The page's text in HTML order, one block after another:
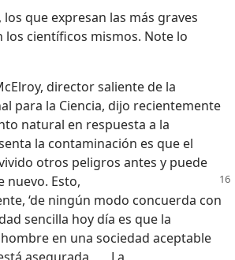
que expresan las más graves
los científicos mismos. Note lo
director saliente de la
para la Ciencia, dijo recientemente
natural en respuesta a la
la contaminación es que el
otros peligros antes y puede
nuevo. Esto,
‘de ningún modo concuerda con
sencilla hoy día es que la
en una sociedad aceptable